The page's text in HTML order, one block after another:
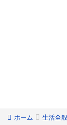
ホーム 生活全般